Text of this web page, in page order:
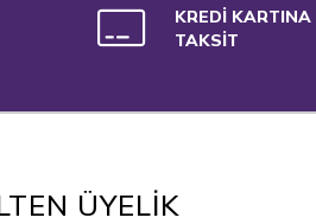
KREDİ KARTINA
TAKSİT
ÜYELİK